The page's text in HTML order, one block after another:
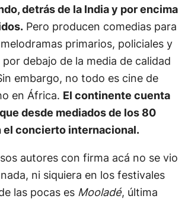
detrás de la India y por encima
Pero producen comedias para
primarios, policiales y
debajo de la media de calidad
embargo, no todo es cine de
en África. El continente cuenta
desde mediados de los 80
el concierto internacional.
autores con firma acá no se vio
ni siquiera en los festivales
las pocas es Mooladé, última